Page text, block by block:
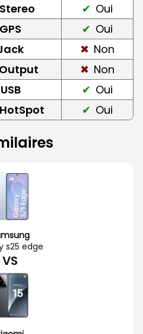
Oui
GPS
Oui
Non
Non
USB
Oui
Oui
s25 edge
VS